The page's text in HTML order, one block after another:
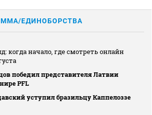
MMA/ЕДИНОБОРСТВА
когда начало, где смотреть онлайн
победил представителя Латвии
PFL
уступил бразильцу Каппелоззе